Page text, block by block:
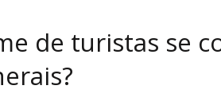
de turistas se